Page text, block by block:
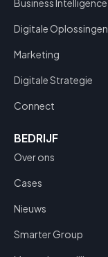
Business Intelligence
Digitale Oplossingen
Marketing
Digitale Strategie
Connect
BEDRIJF
Over ons
Cases
Nieuws
Smarter Group